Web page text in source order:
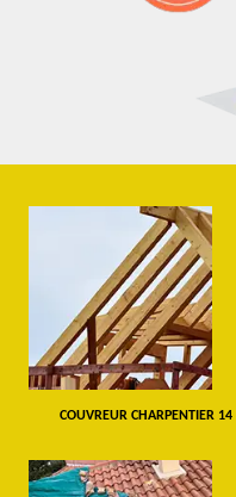
COUVREUR CHARPENTIER 14